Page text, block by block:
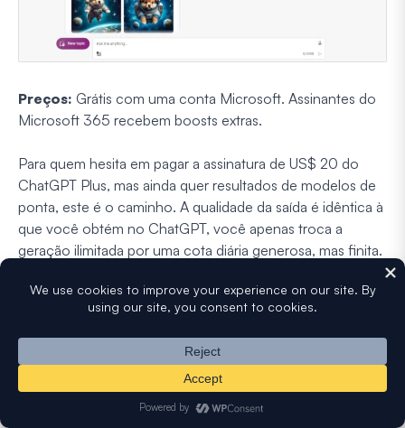
Preços: Grátis com uma conta Microsoft. Assinantes do
Microsoft 365 recebem boosts extras.
Para quem hesita em pagar a assinatura de US$ 20 do
ChatGPT Plus, mas ainda quer resultados de modelos de
ponta, este é o caminho. A qualidade da saída é idêntica à
que você obtém no ChatGPT, você apenas troca a
geração ilimitada por uma cota diária generosa, mas finita.